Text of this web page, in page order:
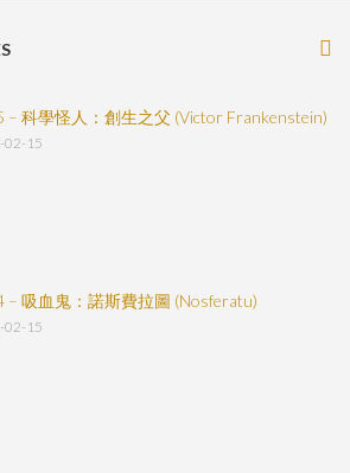
– 科學怪人：創生之父 (Victor Frankenstein)
02-15
– 吸血鬼：諾斯費拉圖 (Nosferatu)
02-15